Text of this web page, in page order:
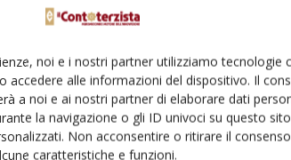
noi e i nostri partner utilizziamo tecnologie
accedere alle informazioni del dispositivo. Il
a noi e ai nostri partner di elaborare dati
la navigazione o gli ID univoci su questo
Non acconsentire o ritirare il
caratteristiche e funzioni.
Ideal Drive fornisce
ostacoli dell’area
direttamente davanti
alla mietitrebbia,
eliminando piantone